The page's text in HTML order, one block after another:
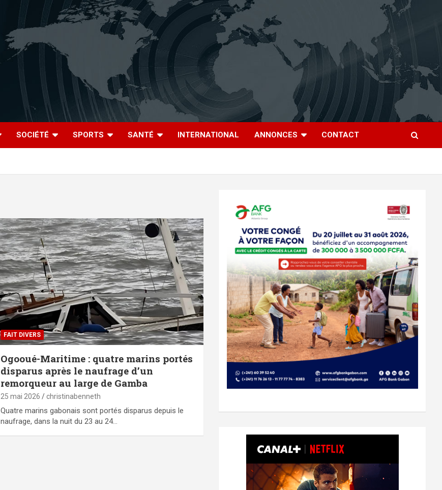
SOCIÉTÉ SPORTS SANTÉ INTERNATIONAL ANNONCES CONTACT
FAIT DIVERS
Ogooué-Maritime : quatre marins portés
disparus après le naufrage d’un
remorqueur au large de Gamba
25 mai 2026 christinabenneth
Quatre marins gabonais sont portés disparus depuis le
naufrage, dans la nuit du 23 au 24…